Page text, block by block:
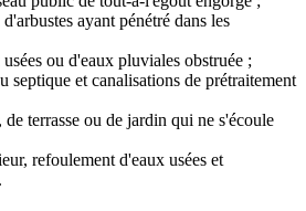
ayant pénétré dans les
ou d'eaux pluviales obstruée ;
septique et canalisations de prétraitement
terrasse ou de jardin qui ne s'écoule
refoulement d'eaux usées et